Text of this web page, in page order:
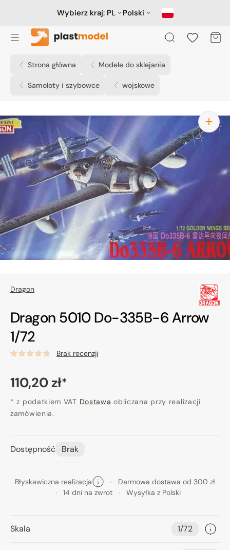
Wybierz kraj: PL Polski
Koszyk
Strona główna Modele do sklejania
Samoloty i szybowce wojskowe
Otwórz
media
w
widoku
galerii
Dragon
Dragon 5010 Do-335B-6 Arrow
1/72
Brak recenzji
Cena
regularna
110,20 zł*
* z podatkiem VAT Dostawa obliczana przy realizacji
zamówienia.
Dostępność Brak
Błyskawiczna realizacja
Darmowa dostawa od 300 zł
14 dni na zwrot
Wysyłka z Polski
Skala 1/72